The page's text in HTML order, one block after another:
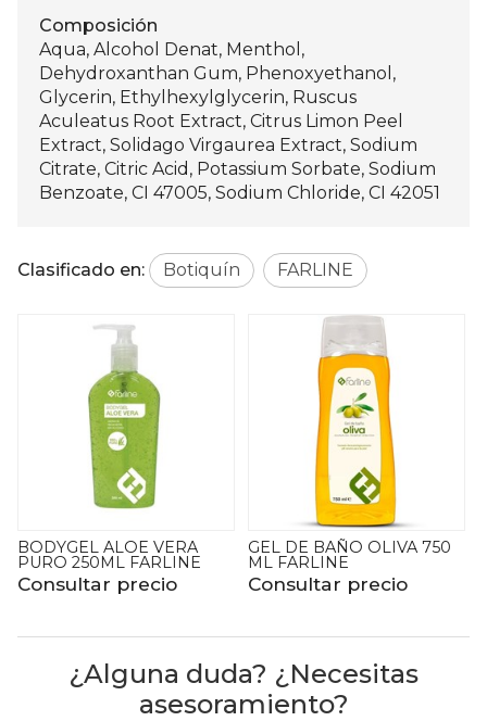
Composición
Aqua, Alcohol Denat, Menthol,
Dehydroxanthan Gum, Phenoxyethanol,
Glycerin, Ethylhexylglycerin, Ruscus
Aculeatus Root Extract, Citrus Limon Peel
Extract, Solidago Virgaurea Extract, Sodium
Citrate, Citric Acid, Potassium Sorbate, Sodium
Benzoate, CI 47005, Sodium Chloride, CI 42051
Clasificado en: Botiquín FARLINE
GEL DE BAÑO OLIVA 750
ML FARLINE
Consultar precio
JABON MANOS ALOE
500ML FARLINE
Consultar precio
¿Alguna duda? ¿Necesitas
asesoramiento?